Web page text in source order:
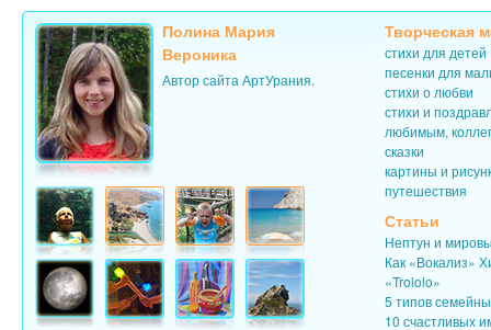
Полина Мария
Вероника
Автор сайта АртУрания.
Творческая
стихи для детей
песенки для
стихи о любви
стихи и
любимым,
сказки
картины и
путешествия
Статьи
Нептун и
Как «Вокализ»
«Trololo»
5 типов
10 счастливых